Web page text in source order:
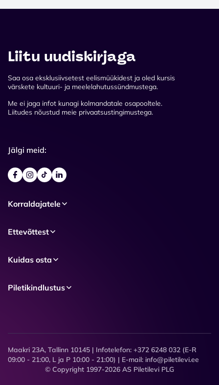
Liitu uudiskirjaga
Saa osa eksklusiivsetest eelismüükidest ja oled kursis
värskete kultuuri- ja meelelahutussündmustega.
Me ei jaga infot kunagi kolmandatale osapooltele.
Liitudes nõustud meie privaatsustingimustega.
Jälgi meid:
Korraldajatele
Ettevõttest
Kuidas osta
Piletikindlustus
Maakri 23A, Tallinn 10145 | Infotelefon: +372 6248 032 (E-R
09:00 - 21:00, L ja P 10:00 - 21:00) | E-mail: info@piletilevi.ee
© Copyright 1997-2026 AS Piletilevi PLG